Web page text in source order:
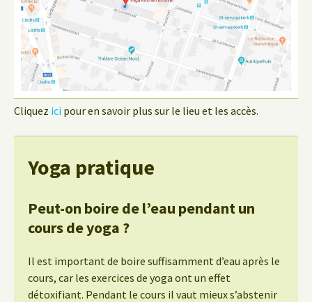
Cliquez ici pour en savoir plus sur le lieu et les accès.
Yoga pratique
Peut-on boire de l’eau pendant un
cours de yoga ?
Il est important de boire suffisamment d’eau après le
cours, car les exercices de yoga ont un effet
détoxifiant. Pendant le cours il vaut mieux s’abstenir